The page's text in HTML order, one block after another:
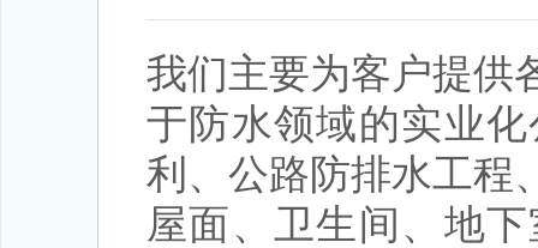
我们主要为客户提供
于防水领域的实业
利、公路防排水工程
屋面、卫生间、地